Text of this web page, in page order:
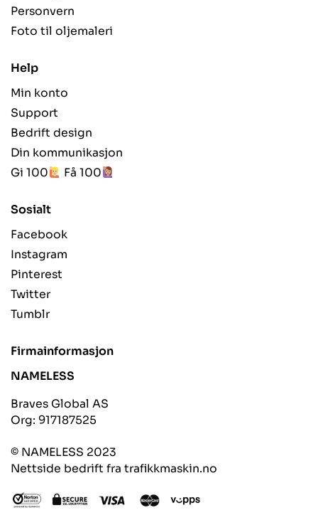
Personvern
Foto til oljemaleri
Help
Min konto
Support
Bedrift design
Din kommunikasjon
Gi 100
Få 100
Sosialt
Facebook
Instagram
Pinterest
Twitter
Tumblr
Firmainformasjon
NAMELESS
Braves Global AS
Org: 917187525
© NAMELESS 2023
Nettside bedrift fra trafikkmaskin.no